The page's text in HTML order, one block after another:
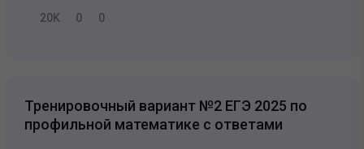
20K 0 0
Тренировочный вариант №2 ЕГЭ 2025 по
профильной математике с ответами